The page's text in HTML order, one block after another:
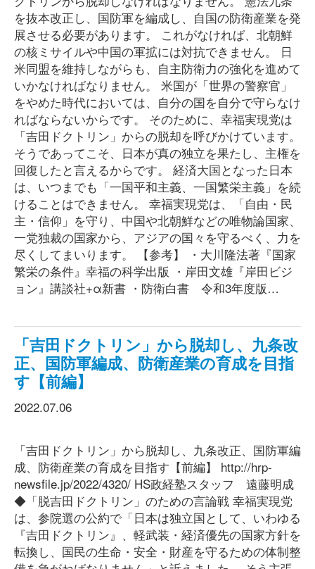
を抜本改正し、国防軍を編成し、自国の防衛産業を発
展させる必要があります。 これがなければ、北朝鮮
の核ミサイルや中国の軍拡には対抗できません。 日
米同盟を維持しながらも、自主防衛力の強化を進めて
いかなければなりません。 米国が「世界の警察官」
をやめた時代においては、自分の国を自分で守らなけ
ればならないからです。 そのために、幸福実現党は
「吉田ドクトリン」からの脱却を呼びかけています。
そうであってこそ、日本が真の独立を果たし、主権を
回復したと言えるからです。 経済大国となった日本
は、いつまでも「一国平和主義、一国繁栄主義」を続
けることはできません。 幸福実現党は、「自由・民
主・信仰」を守り、中国や北朝鮮などの唯物論国家、
一党独裁の国家から、アジアの国々を守るべく、力を
尽くしてまいります。 【参考】 ・大川隆法著『国家
繁栄の条件』幸福の科学出版 ・岸田文雄『岸田ビジ
ョン』講談社+α新書 ・防衛白書 令和3年度版…
「吉田ドクトリン」から脱却し、九条改
正、国防軍編成、防衛産業の育成を目指
す【前編】
2022.07.06
「吉田ドクトリン」から脱却し、九条改正、国防軍編
成、防衛産業の育成を目指す【前編】 http://hrp-
newsfile.jp/2022/4320/ HS政経塾スタッフ 遠藤明成
◆「脱吉田ドクトリン」のための言論戦 幸福実現党
は、参院選の公約で「日本は独立国として、いわゆる
『吉田ドクトリン』、軽武装・経済優先の国家方針を
転換し、国民の生命・安全・財産を守るための体制整